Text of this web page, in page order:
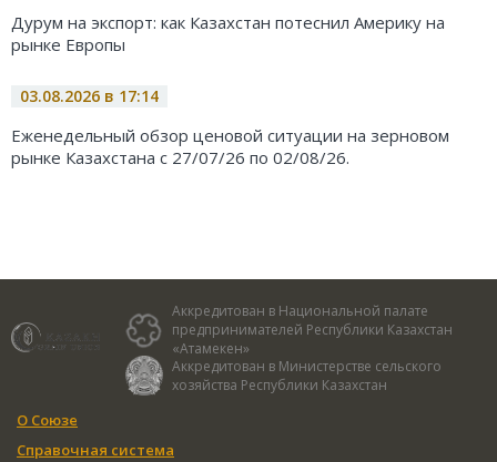
Дурум на экспорт: как Казахстан потеснил Америку на
рынке Европы
03.08.2026 в 17:14
Еженедельный обзор ценовой ситуации на зерновом
рынке Казахстана с 27/07/26 по 02/08/26.
Аккредитован в Национальной палате
предпринимателей Республики Казахстан
«Атамекен»
Аккредитован в Министерстве сельского
хозяйства Республики Казахстан
О Союзе
Справочная система